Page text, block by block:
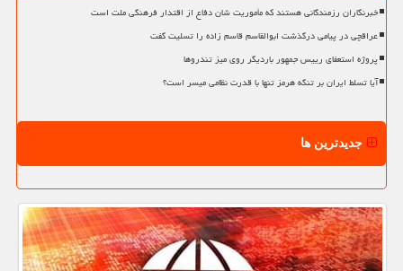
خبرنگاران رزمندگانی هستند که مأموریت شان دفاع از اقتدار فرهنگی ملت است
عراقچی در پیامی درگذشت ابوالقاسم قاسم زاده را تسلیت گفت
پروژه استعفای رییس جمهور باردیگر روی میز تندروها
آیا تسلط ایران بر تنگه هرمز تنها با قدرت نظامی میسر است؟
جدیدترین ها